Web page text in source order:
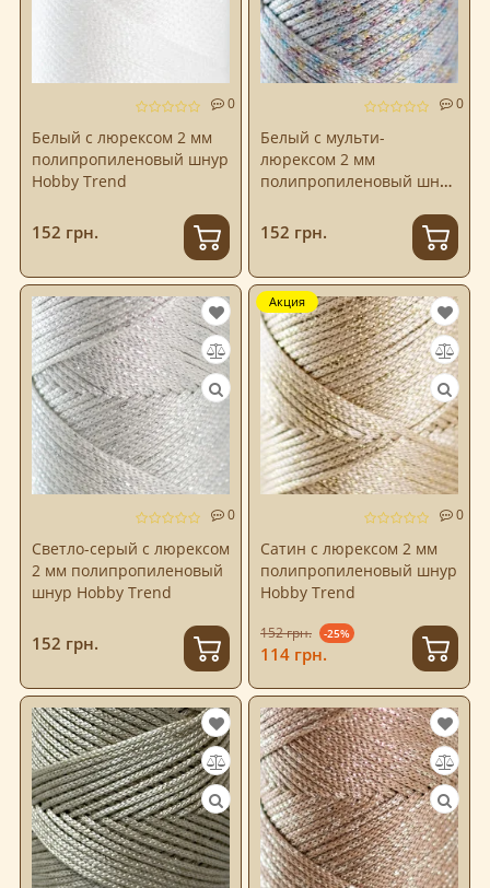
0
Белый с люрексом 2 мм
полипропиленовый шнур
Hobby Trend
152 грн.
0
Белый с мульти-
люрексом 2 мм
полипропиленовый шнур
152 грн.
0
Светло-серый с люрексом
2 мм полипропиленовый
шнур Hobby Trend
152 грн.
0
Сатин с люрексом 2 мм
полипропиленовый шнур
Hobby Trend
Акция
152 грн. -25%
114 грн.